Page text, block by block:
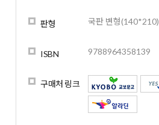
판형 국판 변형(140*210)
ISBN 9788964358139
구매처 링크